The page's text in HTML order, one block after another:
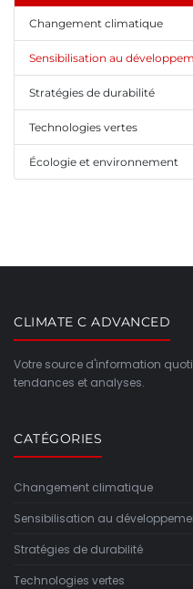
Changement climatique
Sensibilisation au
Stratégies de durabilité
Technologies vertes
Écologie et environnement
CLIMATE C ADVANCED
Votre source d'information
tendances et analyses.
CATÉGORIES
Changement climatique
Sensibilisation au
Stratégies de durabilité
Technologies vertes